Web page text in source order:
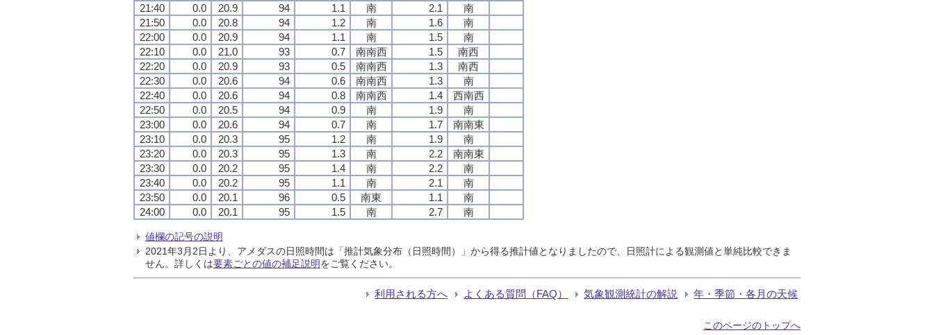
21:40
0.0 20.9 94 1.1 南 2.1
南
21:50
0.0 20.8 94 1.2 南 1.6
南
22:00
0.0 20.9 94 1.1 南 1.5
南
22:10
0.0 21.0 93 0.7 南南西 1.5
南西
22:20
0.0 20.9 93 0.5 南南西 1.3
南西
22:30
0.0 20.6 94 0.6 南南西 1.3
南
22:40
0.0 20.6 94 0.8 南南西 1.4
西南西
22:50
0.0 20.5 94 0.9 南 1.9
南
23:00
0.0 20.6 94 0.7 南 1.7
南南東
23:10
0.0 20.3 95 1.2 南 1.9
南
23:20
0.0 20.3 95 1.3 南 2.2
南南東
23:30
0.0 20.2 95 1.4 南 2.2
南
23:40
0.0 20.2 95 1.1 南 2.1
南
23:50
0.0 20.1 96 0.5 南東 1.1
南
24:00
0.0 20.1 95 1.5 南 2.7 南
値欄の記号の説明
2021年3月2日より、アメダスの日照時間は「推計気象分布（日照時間）」から得る推計値となりましたので、日照計による観測値と単純比較できま
せん。詳しくは要素ごとの値の補足説明をご覧ください。
利用される方へ よくある質問（FAQ） 気象観測統計の解説 年・季節・各月の天候
このページのトップへ